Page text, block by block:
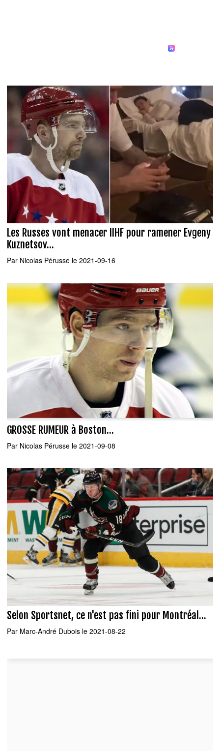
Les Russes vont menacer IIHF pour ramener Evgeny
Kuznetsov...
Par Nicolas Pérusse le 2021-09-16
GROSSE RUMEUR à Boston...
Par Nicolas Pérusse le 2021-09-08
Selon Sportsnet, ce n'est pas fini pour Montréal...
Par Marc-André Dubois le 2021-08-22